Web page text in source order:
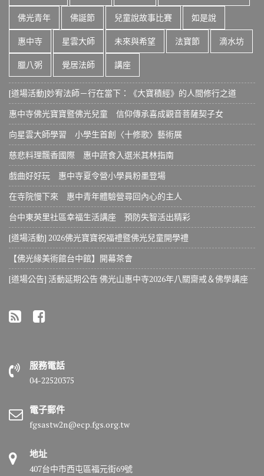
佛光青年 佛誕節 兒童說故事比賽 如是說
惠中寺 星雲大師 未來與希望 法寶節 滴水坊
臘八粥 覺居法師 講座
[道場活動]妙宥法師－行在當下：《大寶積經》的人間修行之道
惠中寺佛光寶寶暨佛光兒童 信仰傳承喜成觀音菩薩契子女
向星雲大師學習 小學生首創〈十修歌〉藝術展
慈悲料理飄香國際 惠中蔬食入選米其林指南
戲曲好好玩 惠中寺夏令營小學員粉墨登場
在寺院慢下來 惠中青年體驗營尋回內心的主人
台中東英里社區幸福生活講座 預防失智活出精彩
[道場活動] 2026佛光寶寶祝福禮暨佛光兒童開學禮
【佛光緣美術館台中館】開幕茶會
[道場公告] 活動延期公告 佛光山惠中寺2026年八關齋戒＆佛學講座
服務電話
04-22520375
電子郵件
fgsastw2n@ecp.fgs.org.tw
地址
407台中市西屯區福元街69號